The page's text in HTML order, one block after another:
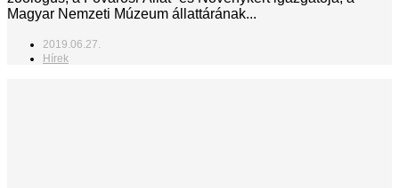
Magyar Nemzeti Múzeum állattárának...
2019.06.27.
Hírek